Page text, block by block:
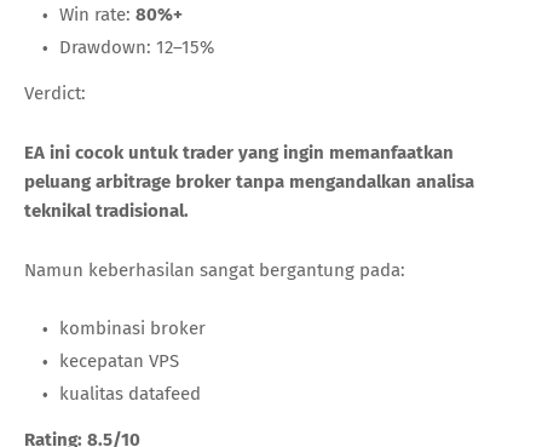
Win rate: 80%+
Drawdown: 12–15%
Verdict:
EA ini cocok untuk trader yang ingin memanfaatkan
peluang arbitrage broker tanpa mengandalkan analisa
teknikal tradisional.
Namun keberhasilan sangat bergantung pada:
kombinasi broker
kecepatan VPS
kualitas datafeed
Rating: 8.5/10